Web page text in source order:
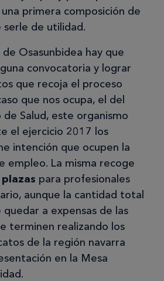
primera composición de
serle de utilidad.
Osasunbidea hay que
convocatoria y lograr
que recoja el proceso
que nos ocupa, el del
de Salud, este organismo
el ejercicio 2017 los
intención que ocupen la
empleo. La misma recoge
para profesionales
aunque la cantidad total
a expensas de las
terminen realizando los
de la región navarra
en la Mesa